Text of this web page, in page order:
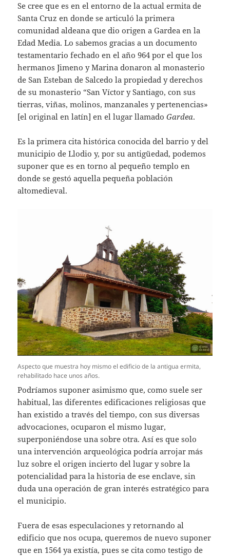
Se cree que es en el entorno de la actual ermita de
Santa Cruz en donde se articuló la primera
comunidad aldeana que dio origen a Gardea en la
Edad Media. Lo sabemos gracias a un documento
testamentario fechado en el año 964 por el que los
hermanos Jimeno y Marina donaron al monasterio
de San Esteban de Salcedo la propiedad y derechos
de su monasterio “San Víctor y Santiago, con sus
tierras, viñas, molinos, manzanales y pertenencias»
[el original en latín] en el lugar llamadoGardea.
Es la primera cita histórica conocida del barrio y del
municipio de Llodio y, por su antigüedad, podemos
suponer que es en torno al pequeño templo en
donde se gestó aquella pequeña población
altomedieval.
Aspecto que muestra hoy mismo el edificio de la antigua ermita,
rehabilitado hace unos años.
Podríamos suponer asimismo que, como suele ser
habitual, las diferentes edificaciones religiosas que
han existido a través del tiempo, con sus diversas
advocaciones, ocuparon el mismo lugar,
superponiéndose una sobre otra. Así es que solo
una intervención arqueológica podría arrojar más
luz sobre el origen incierto del lugar y sobre la
potencialidad para la historia de ese enclave, sin
duda una operación de gran interés estratégico para
el municipio.
Fuera de esas especulaciones y retornando al
edificio que nos ocupa, queremos de nuevo suponer
que en 1564 ya existía, pues se cita como testigo de